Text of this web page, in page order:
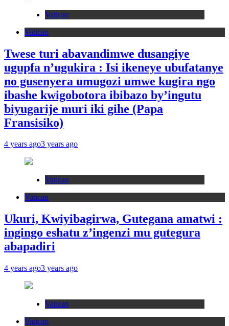
Vatican
Vatican
Twese turi abavandimwe dusangiye
ugupfa n’ugukira : Isi ikeneye ubufatanye
no gusenyera umugozi umwe kugira ngo
ibashe kwigobotora ibibazo by’ingutu
biyugarije muri iki gihe (Papa
Fransisiko)
4 years ago3 years ago
Vatican
Vatican
Ukuri, Kwiyibagirwa, Gutegana amatwi :
ingingo eshatu z’ingenzi mu gutegura
abapadiri
4 years ago3 years ago
Vatican
Vatican